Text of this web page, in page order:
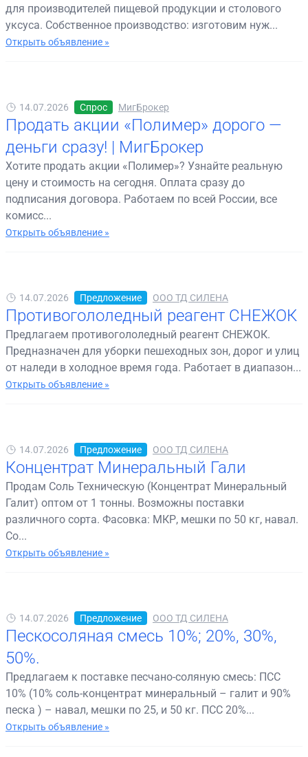
для производителей пищевой продукции и столового
уксуса. Собственное производство: изготовим нуж...
Открыть объявление »
14.07.2026 Спрос МигБрокер
Продать акции «Полимер» дорого —
деньги сразу! | МигБрокер
Хотите продать акции «Полимер»? Узнайте реальную
цену и стоимость на сегодня. Оплата сразу до
подписания договора. Работаем по всей России, все
комисс...
Открыть объявление »
14.07.2026 Предложение ООО ТД СИЛЕНА
Противогололедный реагент СНЕЖОК
Предлагаем противогололедный реагент СНЕЖОК.
Предназначен для уборки пешеходных зон, дорог и улиц
от наледи в холодное время года. Работает в диапазон...
Открыть объявление »
14.07.2026 Предложение ООО ТД СИЛЕНА
Концентрат Минеральный Гали
Продам Соль Техническую (Концентрат Минеральный
Галит) оптом от 1 тонны. Возможны поставки
различного сорта. Фасовка: МКР, мешки по 50 кг, навал.
Со...
Открыть объявление »
14.07.2026 Предложение ООО ТД СИЛЕНА
Пескосоляная смесь 10%; 20%, 30%,
50%.
Предлагаем к поставке песчано-соляную смесь: ПСС
10% (10% соль-концентрат минеральный – галит и 90%
песка ) – навал, мешки по 25, и 50 кг. ПСС 20%...
Открыть объявление »